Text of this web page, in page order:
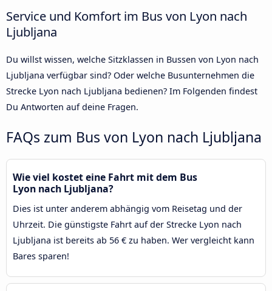
Service und Komfort im Bus von Lyon nach
Ljubljana
Du willst wissen, welche Sitzklassen in Bussen von Lyon nach
Ljubljana verfügbar sind? Oder welche Busunternehmen die
Strecke Lyon nach Ljubljana bedienen? Im Folgenden findest
Du Antworten auf deine Fragen.
FAQs zum Bus von Lyon nach Ljubljana
Wie viel kostet eine Fahrt mit dem Bus
Lyon nach Ljubljana?
Dies ist unter anderem abhängig vom Reisetag und der
Uhrzeit. Die günstigste Fahrt auf der Strecke Lyon nach
Ljubljana ist bereits ab 56 € zu haben. Wer vergleicht kann
Bares sparen!